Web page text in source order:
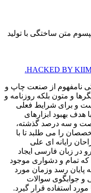
متن ساختگی با تولید
HACKED BY
نامفهوم از صنعت چاپ و
و متون بلکه روزنامه و
و برای شرایط فعلی
هدف بهبود ابزارهای
و سه درصد گذشته،
را می طلبد تا با
رایانه ای علی
در زبان فارسی ایجاد
تمام و دشواری موجود
پایان رسد وزمان مورد
و جوابگوی سوالات
استفاده قرار گیرد.